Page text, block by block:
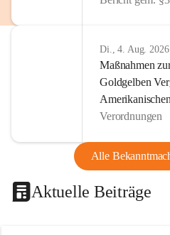
Di., 4. Aug. 2026
Maßnahmen
Goldgelben
Verordnungen
Alle
Aktuelle Beiträge